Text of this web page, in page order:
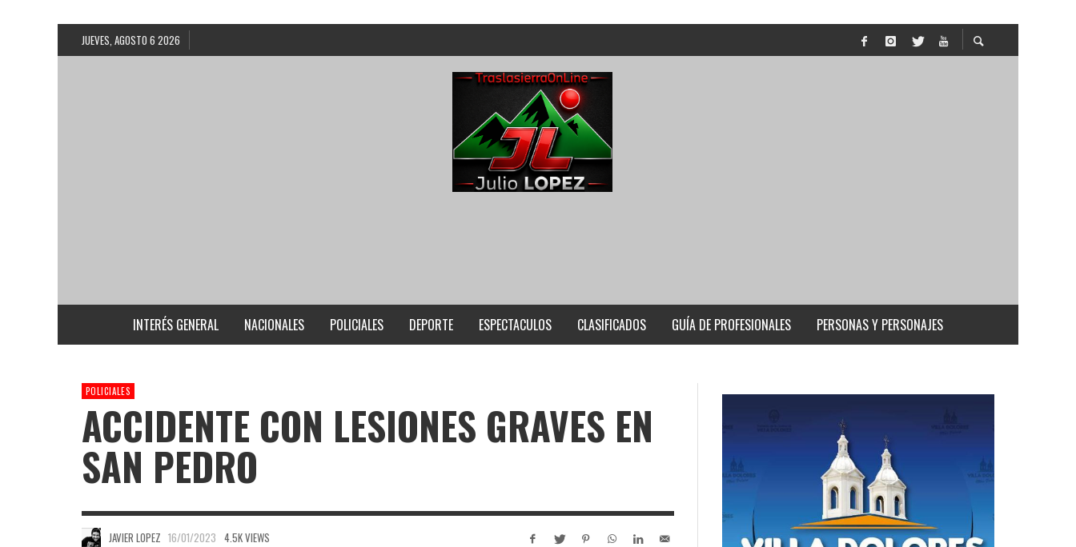
JUEVES, AGOSTO 6 2026
INTERÉS GENERAL NACIONALES POLICIALES DEPORTE ESPECTACULOS CLASIFICADOS GUÍA DE PROFESIONALES PERSONAS Y PERSONAJES
POLICIALES
ACCIDENTE CON LESIONES GRAVES EN
SAN PEDRO
JAVIER LOPEZ 16/01/2023 4.5K VIEWS